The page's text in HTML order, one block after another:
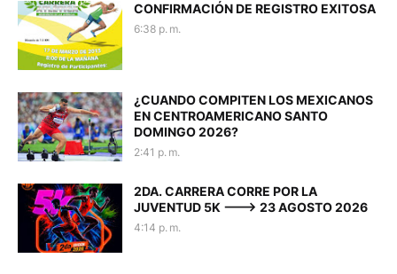
CONFIRMACIÓN DE REGISTRO EXITOSA
6:38 p. m.
¿CUANDO COMPITEN LOS MEXICANOS
EN CENTROAMERICANO SANTO
DOMINGO 2026?
2:41 p. m.
2DA. CARRERA CORRE POR LA
JUVENTUD 5K ---> 23 AGOSTO 2026
4:14 p. m.